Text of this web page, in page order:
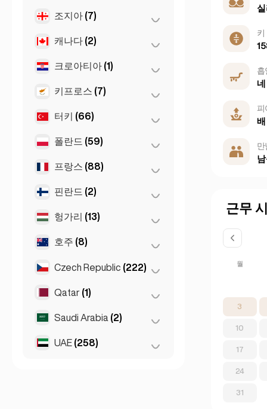
나폴리 (1)
로마
밀라노
조지아 (7)
바투미 (2)
트빌리시
캐나다 (2)
토론토 (2)
크로아티아 (1)
자그레브 (1)
키프로스 (7)
니코시아 (3)
라르나카
리마솔
터키 (66)
앙카라 (14)
이스탄불
이즈미르
폴란드 (59)
바르샤바 (55)
브로츠와프
크라쿠프
프랑스 (88)
니스 (5)
리옹
마르세유
핀란드 (2)
헬싱키 (2)
헝가리 (13)
데브레첸 (3)
부다페스트 (8)
세게드
호주 (8)
멜버른 (1)
브리즈번
시드니
Czech Republic (222)
브르노 (2)
프라하
Qatar (1)
Doha (1)
Saudi Arabia (2)
Riyadh (2)
UAE (258)
키
흡
네
피
배
만
근무
월
3
10
17
24
31